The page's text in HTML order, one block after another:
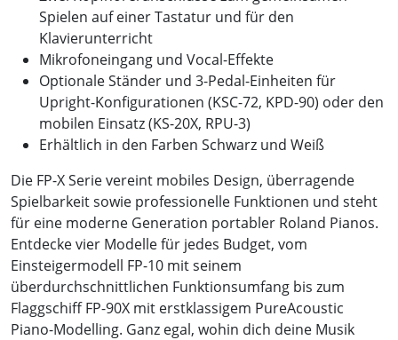
Spielen auf einer Tastatur und für den
Klavierunterricht
Mikrofoneingang und Vocal-Effekte
Optionale Ständer und 3-Pedal-Einheiten für
Upright-Konfigurationen (KSC-72, KPD-90) oder den
mobilen Einsatz (KS-20X, RPU-3)
Erhältlich in den Farben Schwarz und Weiß
Die FP-X Serie vereint mobiles Design, überragende
Spielbarkeit sowie professionelle Funktionen und steht
für eine moderne Generation portabler Roland Pianos.
Entdecke vier Modelle für jedes Budget, vom
Einsteigermodell FP-10 mit seinem
überdurchschnittlichen Funktionsumfang bis zum
Flaggschiff FP-90X mit erstklassigem PureAcoustic
Piano-Modelling. Ganz egal, wohin dich deine Musik